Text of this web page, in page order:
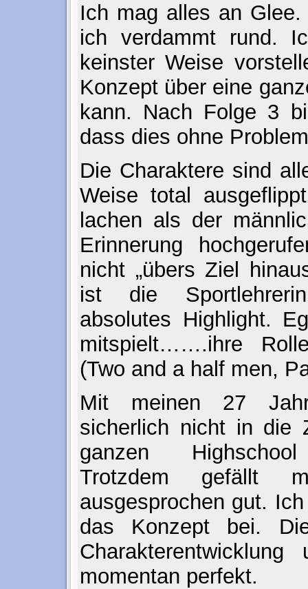
Ich mag alles an
ich verdammt rund.
keinster Weise
Konzept über eine
kann. Nach Folge 3
dass dies ohne
Die Charaktere sind
Weise total
lachen als der
Erinnerung
nicht „übers Ziel
ist die
absolutes Highlight.
mitspielt…….ihre
(Two and a half men,
Mit meinen 27
sicherlich nicht in die
ganzen
Trotzdem gefällt
ausgesprochen gut.
das Konzept bei.
momentan perfekt.